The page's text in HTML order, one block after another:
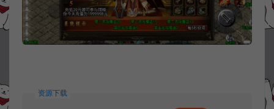
资源下载